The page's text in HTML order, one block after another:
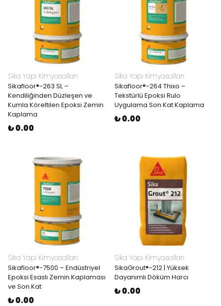
Sika Yapı Kimyasalları
Sikafloor®-263 SL –
Kendiliğinden Düzleşen ve
Kumla Köreltilen Epoksi Zemin
Kaplama
₺ 0.00
Sika Yapı Kimyasalları
Sikafloor®-264 Thixo –
Tekstürlü Epoksi Rulo
Uygulama Son Kat Kaplama
₺ 0.00
Sika Yapı Kimyasalları
Sikafloor®-7500 – Endüstriyel
Epoksi Esaslı Zemin Kaplaması
ve Son Kat
₺ 0.00
Sika Yapı Kimyasalları
SikaGrout®-212 | Yüksek
Dayanımlı Döküm Harcı
₺ 0.00